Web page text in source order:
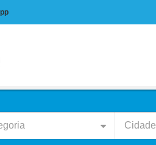
Cidade